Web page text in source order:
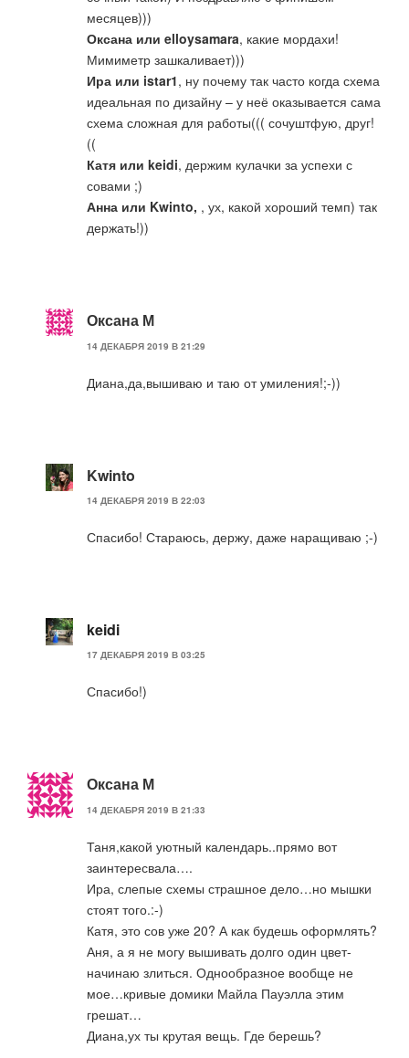
месяцев)))
Оксана или elloysamara, какие мордахи!
Мимиметр зашкаливает)))
Ира или istar1, ну почему так часто когда схема
идеальная по дизайну – у неё оказывается сама
схема сложная для работы((( сочуштфую, друг!
((
Катя или keidi, держим кулачки за успехи с
совами ;)
Анна или Kwinto, , ух, какой хороший темп) так
держать!))
Оксана М
14 ДЕКАБРЯ 2019 В 21:29
Диана,да,вышиваю и таю от умиления!;-))
Kwinto
14 ДЕКАБРЯ 2019 В 22:03
Спасибо! Стараюсь, держу, даже наращиваю ;-)
keidi
17 ДЕКАБРЯ 2019 В 03:25
Спасибо!)
Оксана М
14 ДЕКАБРЯ 2019 В 21:33
Таня,какой уютный календарь..прямо вот
заинтересвала….
Ира, слепые схемы страшное дело…но мышки
стоят того.:-)
Катя, это сов уже 20? А как будешь оформлять?
Аня, а я не могу вышивать долго один цвет-
начинаю злиться. Однообразное вообще не
мое…кривые домики Майла Пауэлла этим
грешат…
Диана,ух ты крутая вещь. Где берешь?